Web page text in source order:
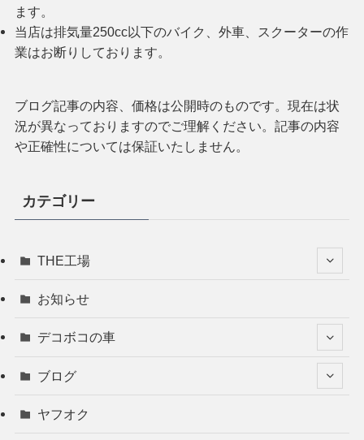
ます。
当店は排気量250cc以下のバイク、外車、スクーターの作
業はお断りしております。
ブログ記事の内容、価格は公開時のものです。現在は状
況が異なっておりますのでご理解ください。記事の内容
や正確性については保証いたしません。
カテゴリー
THE工場
お知らせ
デコボコの車
ブログ
ヤフオク